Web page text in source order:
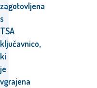
zagotovljena
s
TSA
ključavnico,
ki
je
vgrajena